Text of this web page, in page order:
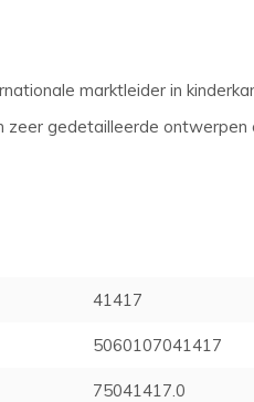
marktleider in
zeer gedetailleerde
41417
5060107041417
75041417.0